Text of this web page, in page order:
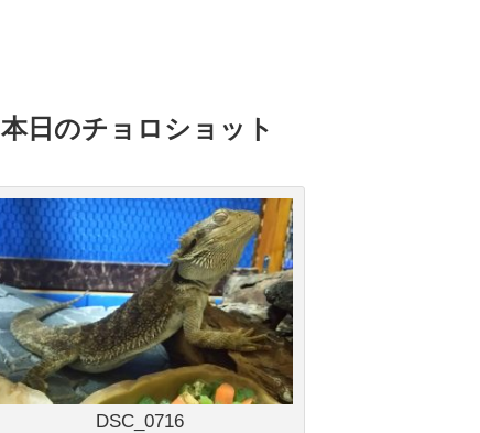
本日のチョロショット
DSC_0716